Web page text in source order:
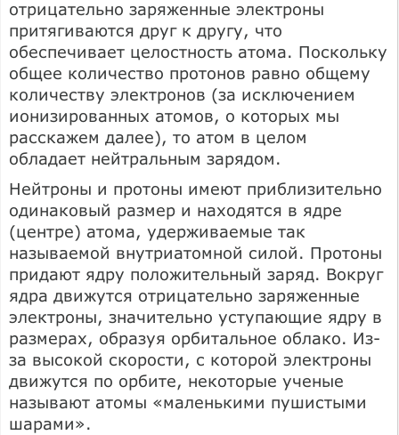
отрицательно заряженные электроны
притягиваются друг к другу, что
обеспечивает целостность атома. Поскольку
общее количество протонов равно общему
количеству электронов (за исключением
ионизированных атомов, о которых мы
расскажем далее), то атом в целом
обладает нейтральным зарядом.
Нейтроны и протоны имеют приблизительно
одинаковый размер и находятся в ядре
(центре) атома, удерживаемые так
называемой внутриатомной силой. Протоны
придают ядру положительный заряд. Вокруг
ядра движутся отрицательно заряженные
электроны, значительно уступающие ядру в
размерах, образуя орбитальное облако. Из-
за высокой скорости, с которой электроны
движутся по орбите, некоторые ученые
называют атомы «маленькими пушистыми
шарами».